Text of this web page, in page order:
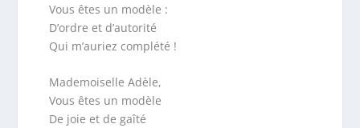
Vous êtes un modèle :
D’ordre et d’autorité
Qui m’auriez complété !
Mademoiselle Adèle,
Vous êtes un modèle
De joie et de gaîté